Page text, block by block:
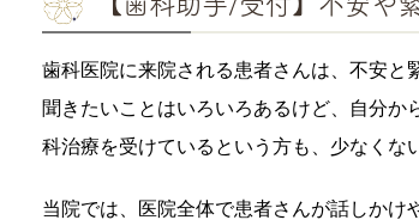
歯科医院に来院される患者さんは、不安と
聞きたいことはいろいろあるけど、自分
科治療を受けているという方も、少なくな
当院では、医院全体で患者さんが話しかけ